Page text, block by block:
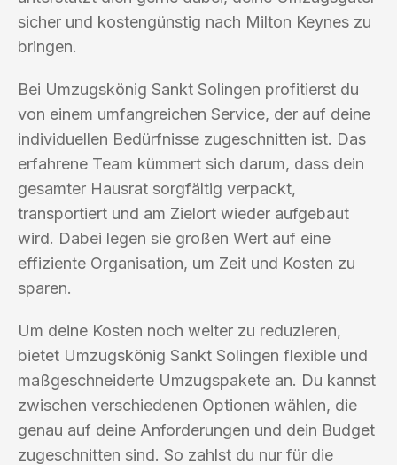
sicher und kostengünstig nach Milton Keynes zu
bringen.
Bei Umzugskönig Sankt Solingen profitierst du
von einem umfangreichen Service, der auf deine
individuellen Bedürfnisse zugeschnitten ist. Das
erfahrene Team kümmert sich darum, dass dein
gesamter Hausrat sorgfältig verpackt,
transportiert und am Zielort wieder aufgebaut
wird. Dabei legen sie großen Wert auf eine
effiziente Organisation, um Zeit und Kosten zu
sparen.
Um deine Kosten noch weiter zu reduzieren,
bietet Umzugskönig Sankt Solingen flexible und
maßgeschneiderte Umzugspakete an. Du kannst
zwischen verschiedenen Optionen wählen, die
genau auf deine Anforderungen und dein Budget
zugeschnitten sind. So zahlst du nur für die